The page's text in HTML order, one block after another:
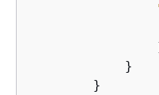
            }
        }